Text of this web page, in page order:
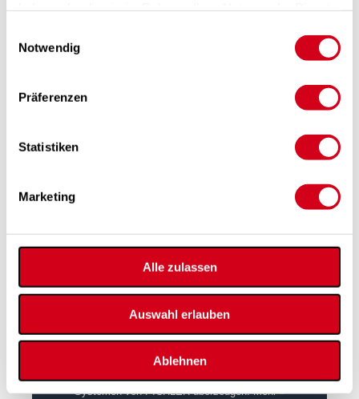
Notwendig
Präferenzen
Statistiken
Marketing
Alle zulassen
Auswahl erlauben
Ablehnen
Mehr als 10.000 Pichler Standardartikel können Sie
OBJEKT DES MONATS
Bleiben Sie am neuesten Stand und lassen Sie sich
von den Referenzen mit eingesetzten Produkten und
Systemen von PICHLER überzeugen.Mehr »